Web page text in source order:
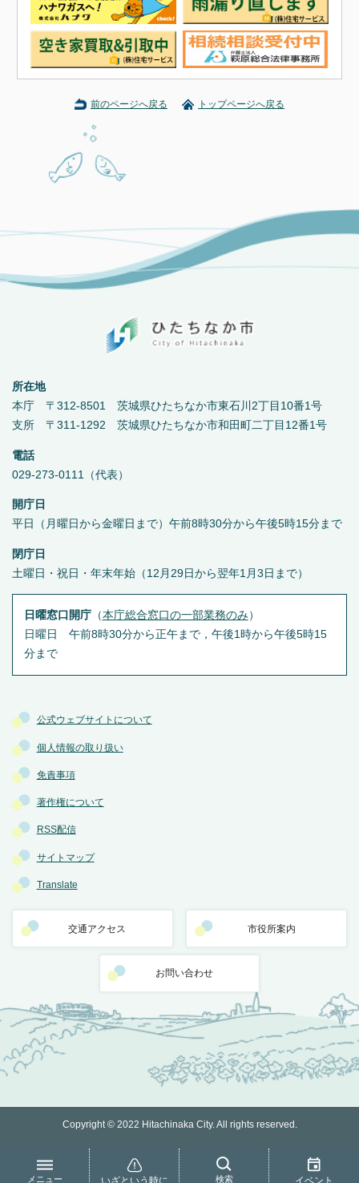
前のページへ戻る トップページへ戻る
メニュー いざという時に 検索 イベント
公式ウェブサイトについて
個人情報の取り扱い
免責事項
著作権について
RSS配信
サイトマップ
Translate
交通アクセス 市役所案内
お問い合わせ
所在地
本庁 〒312-8501 茨城県ひたちなか市東石川2丁目10番1号
支所 〒311-1292 茨城県ひたちなか市和田町二丁目12番1号
電話
029-273-0111（代表）
開庁日
平日（月曜日から金曜日まで）午前8時30分から午後5時15分まで
閉庁日
土曜日・祝日・年末年始（12月29日から翌年1月3日まで）
日曜窓口開庁（本庁総合窓口の一部業務のみ ）
日曜日 午前8時30分から正午まで，午後1時から午後5時15
分まで
Copyright © 2022 Hitachinaka City. All rights reserved.